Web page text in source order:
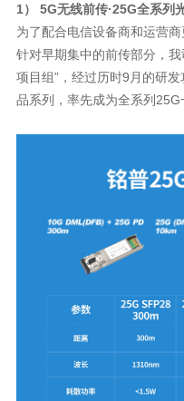
1） 5G无线前传·25G全系列
品系列，率先成为全系列25G